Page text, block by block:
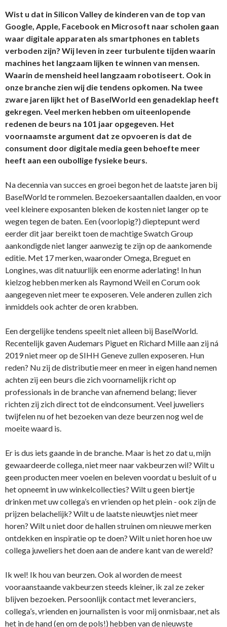
Wist u dat in Silicon Valley de kinderen van de top van
Google, Apple, Facebook en Microsoft naar scholen gaan
waar digitale apparaten als smartphones en tablets
verboden zijn? Wij leven in zeer turbulente tijden waarin
machines het langzaam lijken te winnen van mensen.
Waarin de mensheid heel langzaam robotiseert. Ook in
onze branche zien wij die tendens opkomen. Na twee
zware jaren lijkt het of BaselWorld een genadeklap heeft
gekregen. Veel merken hebben om uiteenlopende
redenen de beurs na 101 jaar opgegeven. Het
voornaamste argument dat ze opvoeren is dat de
consument door digitale media geen behoefte meer
heeft aan een oubollige fysieke beurs.
Na decennia van succes en groei begon het de laatste jaren bij
BaselWorld te rommelen. Bezoekersaantallen daalden, en voor
veel kleinere exposanten bleken de kosten niet langer op te
wegen tegen de baten. Een (voorlopig?) dieptepunt werd
eerder dit jaar bereikt toen de machtige Swatch Group
aankondigde niet langer aanwezig te zijn op de aankomende
editie. Met 17 merken, waaronder Omega, Breguet en
Longines, was dit natuurlijk een enorme aderlating! In hun
kielzog hebben merken als Raymond Weil en Corum ook
aangegeven niet meer te exposeren. Vele anderen zullen zich
inmiddels ook achter de oren krabben.
Een dergelijke tendens speelt niet alleen bij BaselWorld.
Recentelijk gaven Audemars Piguet en Richard Mille aan zij ná
2019 niet meer op de SIHH Geneve zullen exposeren. Hun
reden? Nu zij de distributie meer en meer in eigen hand nemen
achten zij een beurs die zich voornamelijk richt op
professionals in de branche van afnemend belang; liever
richten zij zich direct tot de eindconsument. Veel juweliers
twijfelen nu of het bezoeken van deze beurzen nog wel de
moeite waard is.
Er is dus iets gaande in de branche. Maar is het zo dat u, mijn
gewaardeerde collega, niet meer naar vakbeurzen wil? Wilt u
geen producten meer voelen en beleven voordat u besluit of u
het opneemt in uw winkelcollecties? Wilt u geen biertje
drinken met uw collega’s en vrienden op het plein - ook zijn de
prijzen belachelijk? Wilt u de laatste nieuwtjes niet meer
horen? Wilt u niet door de hallen struinen om nieuwe merken
ontdekken en inspiratie op te doen? Wilt u niet horen hoe uw
collega juweliers het doen aan de andere kant van de wereld?
Ik wel! Ik hou van beurzen. Ook al worden de meest
vooraanstaande vakbeurzen steeds kleiner, ik zal ze zeker
blijven bezoeken. Persoonlijk contact met leveranciers,
collega’s, vrienden en journalisten is voor mij onmisbaar, net als
het in de hand (en om de pols!) hebben van de nieuwste